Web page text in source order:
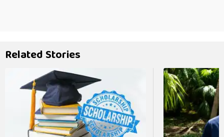
Related Stories